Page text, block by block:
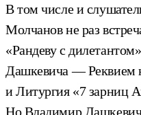
В том числе и
Молчанов не раз
«Рандеву с
Дашкевича — Реквием
и Литургия «7 зарниц
Но Владимир Дашкевич